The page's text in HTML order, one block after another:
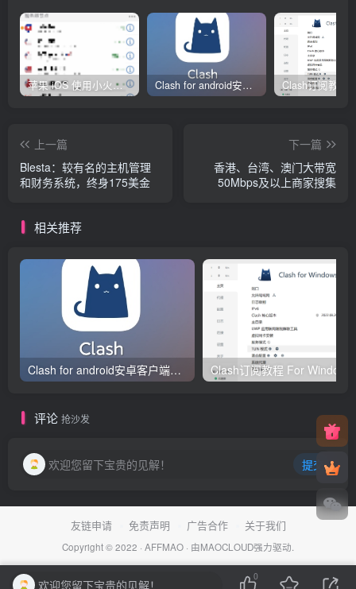
苹果 iOS 使用小火箭(shadowrocket)新手教程 Clash for android安卓客户端保姆级新手使用教程
上一篇
Blesta：较有名的主机管理
和财务系统，终身175美金
下一篇
香港、台湾、澳门大带宽
50Mbps及以上商家搜集
相关推荐
Clash for android安卓客户端保姆级新手使用教程
评论 抢沙发
欢迎您留下宝贵的见解！ 提交
友链申请 免责声明 广告合作 关于我们
Copyright © 2022 · AFFMAO · 由MAOCLOUD强力驱动.
欢迎您留下宝贵的见解！
0